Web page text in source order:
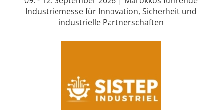
Industriemesse für Innovation, Sicherheit und
industrielle Partnerschaften